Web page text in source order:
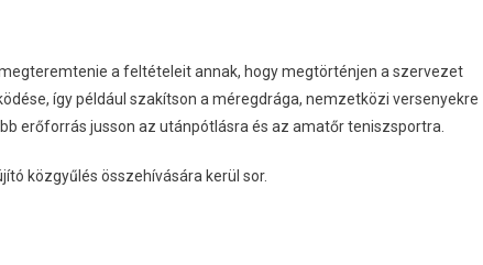
a feltételeit annak, hogy megtörténjen a szervezet
így például szakítson a méregdrága, nemzetközi versenyekre
erőforrás jusson az utánpótlásra és az amatőr teniszsportra.
közgyűlés összehívására kerül sor.